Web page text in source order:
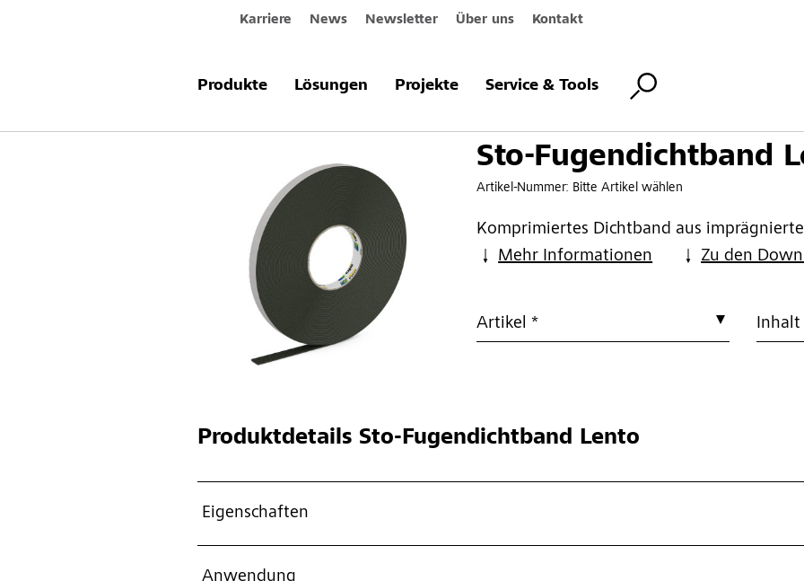
Karriere News Newsletter Über uns Kontakt
Produkte Lösungen Projekte Service & Tools
Produkte & Systeme Sto-Fugendichtband Lento
Sto-Fugendichtband
Artikel-Nummer: Bitte Artikel wählen
Komprimiertes Dichtband aus
Mehr Informationen
Zu den
Artikel * Inhalt
ProduktdetailsSto-Fugendichtband Lento
Eigenschaften
Anwendung